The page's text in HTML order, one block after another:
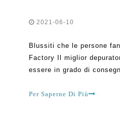
2021-06-10
Blussiti che le persone
Factory Il miglior
essere in grado di
diversi facto.
Per Saperne Di Più